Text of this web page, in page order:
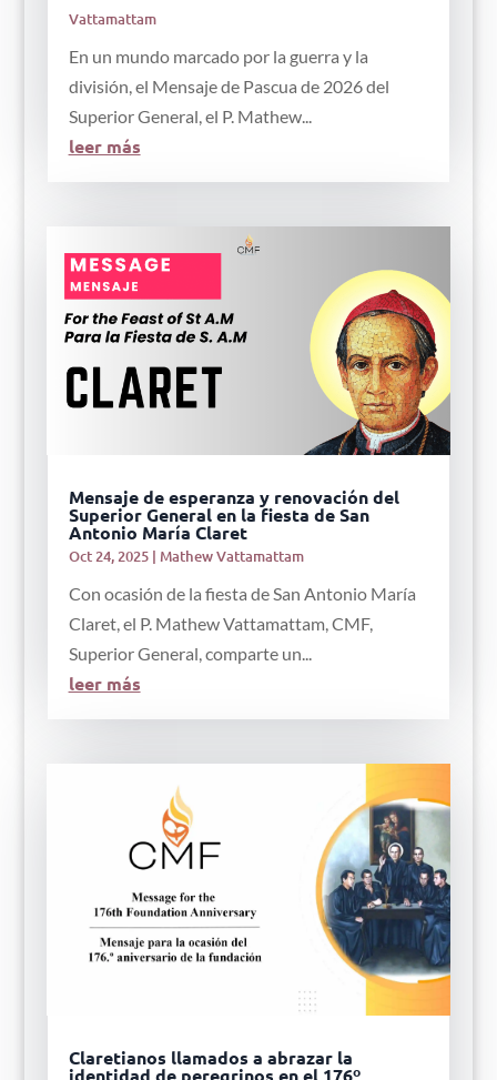
Vattamattam
En un mundo marcado por la guerra y la
división, el Mensaje de Pascua de 2026 del
Superior General, el P. Mathew...
leer más
Mensaje de esperanza y renovación del
Superior General en la fiesta de San
Antonio María Claret
Oct 24, 2025| Mathew Vattamattam
Con ocasión de la fiesta de San Antonio María
Claret, el P. Mathew Vattamattam, CMF,
Superior General, comparte un...
leer más
Claretianos llamados a abrazar la
identidad de peregrinos en el 176º